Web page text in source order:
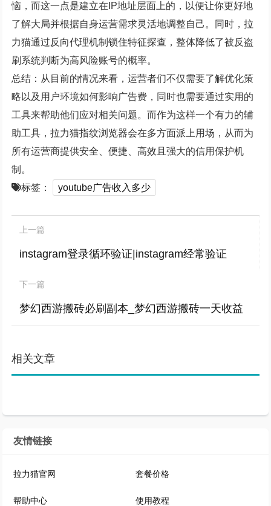
恼，而这一点是建立在IP地址层面上的，以便让你更好地
了解大局并根据自身运营需求灵活地调整自己。同时，拉
力猫通过反向代理机制锁住特征探查，整体降低了被反盗
刷系统判断为高风险账号的概率。
总结：从目前的情况来看，运营者们不仅需要了解优化策
略以及用户环境如何影响广告费，同时也需要通过实用的
工具来帮助他们应对相关问题。而作为这样一个有力的辅
助工具，拉力猫指纹浏览器会在多方面派上用场，从而为
所有运营商提供安全、便捷、高效且强大的信用保护机
制。
标签：
youtube广告收入多少
上一篇
instagram登录循环验证|instagram经常验证
下一篇
梦幻西游搬砖必刷副本_梦幻西游搬砖一天收益
相关文章
友情链接
拉力猫官网 套餐价格
帮助中心 使用教程